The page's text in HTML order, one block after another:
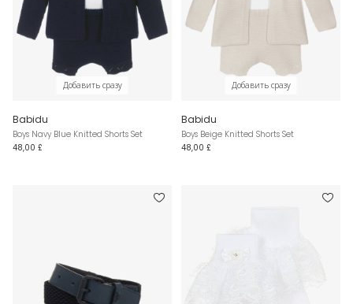
Добавить сразу
Babidu
Boys Navy Blue Knitted Shorts Set
48,00 £
Добавить сразу
Babidu
Boys Beige Knitted Shorts Set
48,00 £